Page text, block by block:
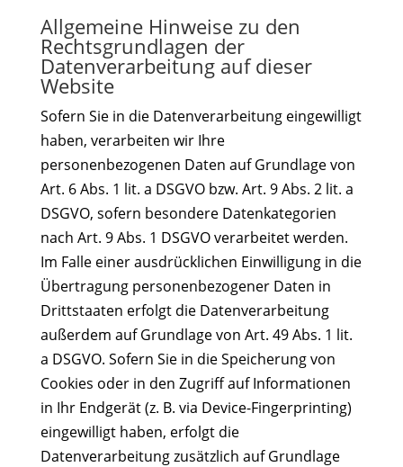
Allgemeine Hinweise zu den
Rechtsgrundlagen der
Datenverarbeitung auf dieser
Website
Sofern Sie in die Datenverarbeitung eingewilligt
haben, verarbeiten wir Ihre
personenbezogenen Daten auf Grundlage von
Art. 6 Abs. 1 lit. a DSGVO bzw. Art. 9 Abs. 2 lit. a
DSGVO, sofern besondere Datenkategorien
nach Art. 9 Abs. 1 DSGVO verarbeitet werden.
Im Falle einer ausdrücklichen Einwilligung in die
Übertragung personenbezogener Daten in
Drittstaaten erfolgt die Datenverarbeitung
außerdem auf Grundlage von Art. 49 Abs. 1 lit.
a DSGVO. Sofern Sie in die Speicherung von
Cookies oder in den Zugriff auf Informationen
in Ihr Endgerät (z. B. via Device-Fingerprinting)
eingewilligt haben, erfolgt die
Datenverarbeitung zusätzlich auf Grundlage